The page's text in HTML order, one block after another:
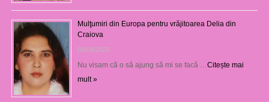
Mulţumiri din Europa pentru vrăjitoarea Delia din
Craiova
09/08/2026
Nu visam că o să ajung să mi se facă …Citește mai
mult »